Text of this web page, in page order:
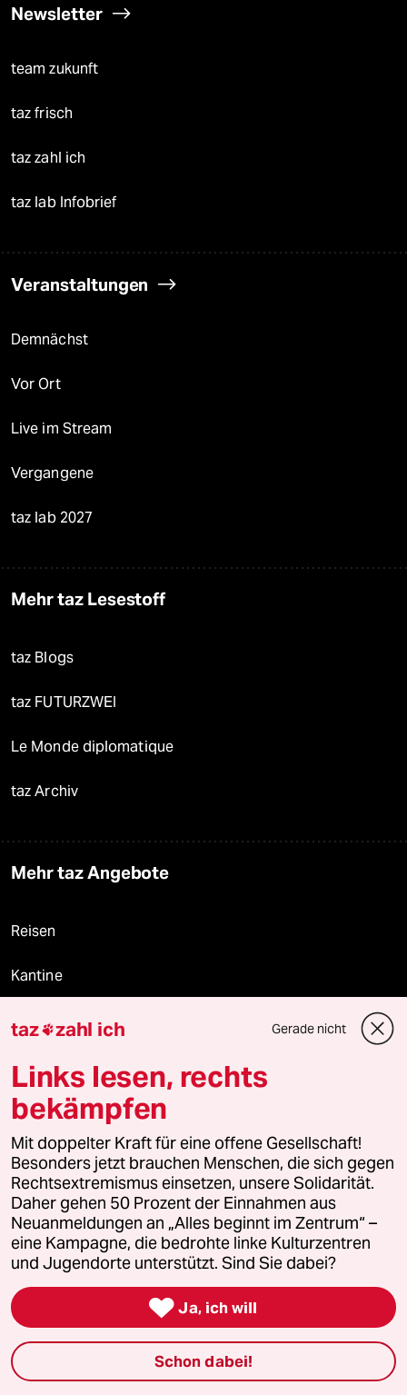
Newsletter
team zukunft
taz frisch
taz zahl ich
taz lab Infobrief
Veranstaltungen
Demnächst
Vor Ort
Live im Stream
Vergangene
taz lab 2027
Mehr taz Lesestoff
taz Blogs
taz FUTURZWEI
Le Monde diplomatique
taz Archiv
Mehr taz Angebote
Reisen
Kantine
Shop
Anzeigen
Fragen & Hilfe
Feedback
Aboservice
ePaper Login
taz zahl ich Gerade nicht
Links lesen, rechts
bekämpfen
Mit doppelter Kraft für eine offene Gesellschaft!
Besonders jetzt brauchen Menschen, die sich gegen
Rechtsextremismus einsetzen, unsere Solidarität.
Daher gehen 50 Prozent der Einnahmen aus
Neuanmeldungen an „Alles beginnt im Zentrum“ –
eine Kampagne, die bedrohte linke Kulturzentren
und Jugendorte unterstützt. Sind Sie dabei?
 Ja, ich will
Schon dabei!